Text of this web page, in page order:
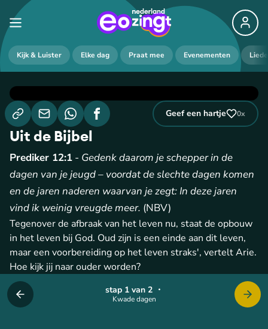
Kijk & Luister Elke dag Praat mee Evenementen
Kwade dagen
stap 1 van 2・
Geef een hartje 0x
Uit de Bijbel
Prediker 12:1 - Gedenk daarom je schepper in de
dagen van je jeugd – voordat de slechte dagen komen
en de jaren naderen waarvan je zegt: In deze jaren
vind ik weinig vreugde meer. (NBV)
Tegenover de afbraak van het leven nu, staat de opbouw
in het leven bij God. Oud zijn is een einde aan dit leven,
maar een voorbereiding op het leven straks', vertelt Arie.
Hoe kijk jij naar ouder worden?